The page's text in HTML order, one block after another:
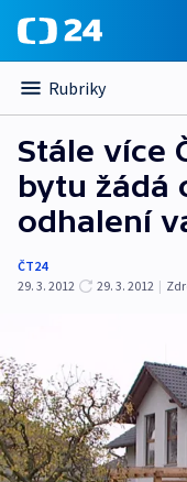
Rubriky
Stále více
bytu žádá
odhalení
ČT24
29. 3. 2012
29. 3. 2012 |